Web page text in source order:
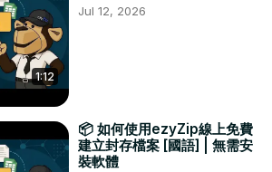
1:12
Jul 12, 2026
📦 如何使用ezyZip線上免費
建立封存檔案 [國語] | 無需安
裝軟體